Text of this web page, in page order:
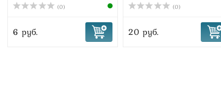
(0)
6 руб.
(0)
20 руб.